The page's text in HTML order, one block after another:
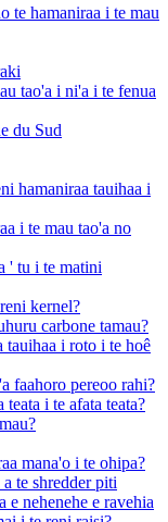
te hamaniraa i te mau
tao'a i ni'a i te fenua
du Sud
hamaniraa tauihaa i
i te mau tao'a no
' tu i te matini
kernel?
carbone tamau?
tauihaa i roto i te hoê
faahoro pereoo rahi?
teata i te afata teata?
mana'o i te ohipa?
te shredder piti
e nehenehe e ravehia